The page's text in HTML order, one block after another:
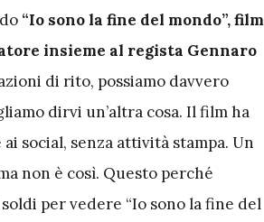
“Io sono la fine del mondo”, film
insieme al regista Gennaro
di rito, possiamo davvero
dirvi un’altra cosa. Il film ha
social, senza attività stampa. Un
non è così. Questo perché
per vedere “Io sono la fine del